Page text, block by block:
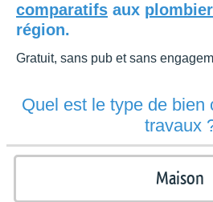
comparatifs aux
région.
Gratuit, sans pub et sans
Quel est le type de bien
travaux
Maison